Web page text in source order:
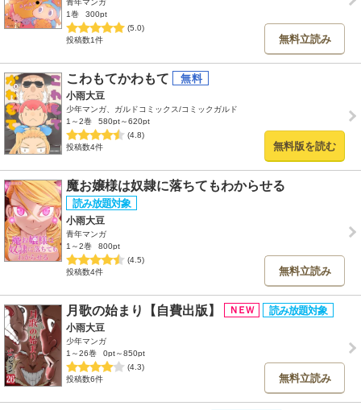
青年マンガ
1巻
300pt
(5.0)
投稿数1件
無料立読み
こわもてかわもて
小雨大豆
少年マンガ、ガルドコミックス/コミックガルド
1～2巻
580pt～620pt
(4.8)
投稿数4件
無料版を読む
魔お嬢様は奴隷に落ちてもわからせる
小雨大豆
青年マンガ
1～2巻
800pt
(4.5)
投稿数4件
無料立読み
月歌の始まり【自費出版】
小雨大豆
少年マンガ
1～26巻
0pt～850pt
(4.3)
投稿数6件
無料立読み